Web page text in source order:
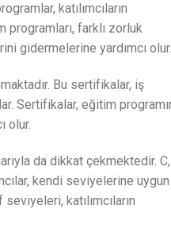
katılımcıların
programları, farklı zorluk
gidermelerine yardımcı olur.
Bu sertifikalar, iş
Sertifikalar, eğitim
olur.
da dikkat çekmektedir.
kendi seviyelerine uygun
katılımcıların